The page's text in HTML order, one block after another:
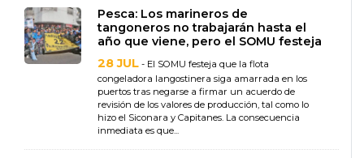
Pesca: Los marineros de
tangoneros no trabajarán hasta el
año que viene, pero el SOMU festeja
28 JUL - El SOMU festeja que la flota
congeladora langostinera siga amarrada en los
puertos tras negarse a firmar un acuerdo de
revisión de los valores de producción, tal como lo
hizo el Siconara y Capitanes. La consecuencia
inmediata es que...